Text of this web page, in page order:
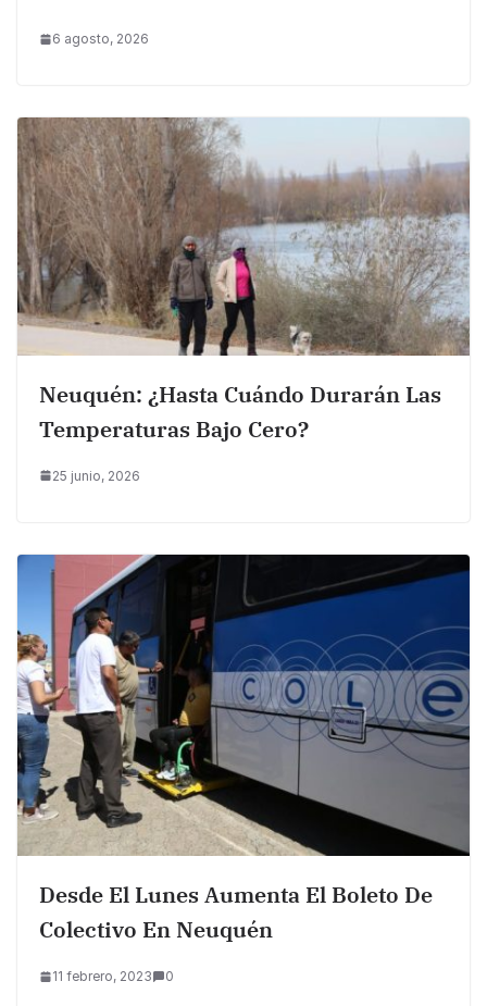
6 agosto, 2026
Neuquén: ¿hasta Cuándo Durarán Las
Temperaturas Bajo Cero?
25 junio, 2026
Desde El Lunes Aumenta El Boleto De
Colectivo En Neuquén
11 febrero, 2023 0